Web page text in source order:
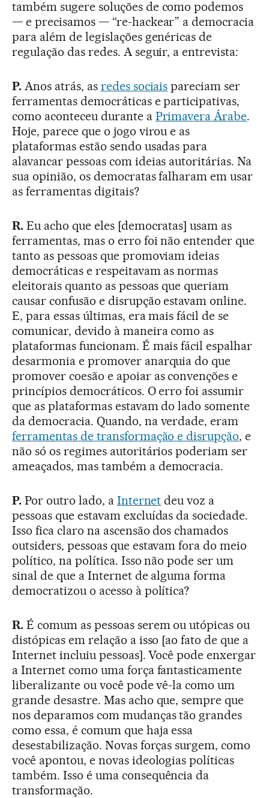
também sugere soluções de como podemos
— e precisamos — “re-hackear” a democracia
para além de legislações genéricas de
regulação das redes. A seguir, a entrevista:
P.Anos atrás, as redes sociais pareciam ser
ferramentas democráticas e participativas,
como aconteceu durante a Primavera Árabe.
Hoje, parece que o jogo virou e as
plataformas estão sendo usadas para
alavancar pessoas com ideias autoritárias. Na
sua opinião, os democratas falharam em usar
as ferramentas digitais?
R.Eu acho que eles [democratas] usam as
ferramentas, mas o erro foi não entender que
tanto as pessoas que promoviam ideias
democráticas e respeitavam as normas
eleitorais quanto as pessoas que queriam
causar confusão e disrupção estavam online.
E, para essas últimas, era mais fácil de se
comunicar, devido à maneira como as
plataformas funcionam. É mais fácil espalhar
desarmonia e promover anarquia do que
promover coesão e apoiar as convenções e
princípios democráticos. O erro foi assumir
que as plataformas estavam do lado somente
da democracia. Quando, na verdade, eram
ferramentas de transformação e disrupção, e
não só os regimes autoritários poderiam ser
ameaçados, mas também a democracia.
P.Por outro lado, a Internet deu voz a
pessoas que estavam excluídas da sociedade.
Isso fica claro na ascensão dos chamados
outsiders, pessoas que estavam fora do meio
político, na política. Isso não pode ser um
sinal de que a Internet de alguma forma
democratizou o acesso à política?
R.É comum as pessoas serem ou utópicas ou
distópicas em relação a isso [ao fato de que a
Internet incluiu pessoas]. Você pode enxergar
a Internet como uma força fantasticamente
liberalizante ou você pode vê-la como um
grande desastre. Mas acho que, sempre que
nos deparamos com mudanças tão grandes
como essa, é comum que haja essa
desestabilização. Novas forças surgem, como
você apontou, e novas ideologias políticas
também. Isso é uma consequência da
transformação.